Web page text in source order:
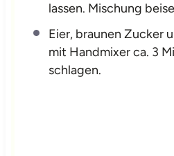
lassen. Mischung
Eier, braunen Zucker
mit Handmixer ca. 3
schlagen.